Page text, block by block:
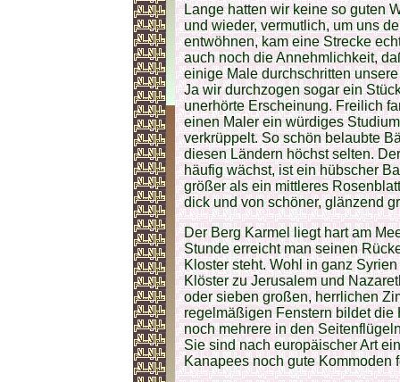
Lange hatten wir keine so guten
und wieder, vermutlich, um uns
entwöhnen, kam eine Strecke
auch noch die Annehmlichkeit,
einige Male durchschritten
Ja wir durchzogen sogar ein
unerhörte Erscheinung. Freilich
einen Maler ein würdiges
verkrüppelt. So schön belaubte
diesen Ländern höchst selten.
häufig wächst, ist ein hübscher
größer als ein mittleres
dick und von schöner, glänzend
Der Berg Karmel liegt hart am
Stunde erreicht man seinen
Kloster steht. Wohl in ganz
Klöster zu Jerusalem und
oder sieben großen, herrlichen
regelmäßigen Fenstern bildet die
noch mehrere in den
Sie sind nach europäischer Art
Kanapees noch gute Kommoden